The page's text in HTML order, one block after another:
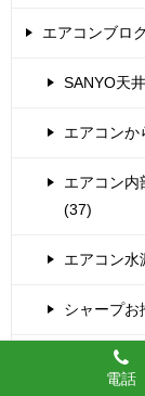
エアコンブロ
SANYO天
エアコンか
エアコン内
(37)
エアコン水
シャープお
シャープ
電話